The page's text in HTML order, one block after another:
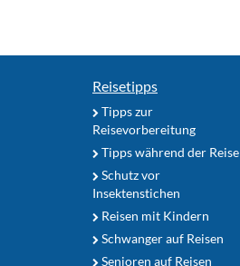
Reisetipps
Tipps zur
Reisevorbereitung
Tipps während der Reise
Schutz vor
Insektenstichen
Reisen mit Kindern
Schwanger auf Reisen
Senioren auf Reisen